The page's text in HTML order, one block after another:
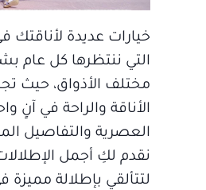
خيارات عديدة لأناقتك
التي ننتظرها كل عام
مختلف الأذواق، حيث
الأناقة والراحة في آنٍ
العصرية والتفاصيل
نقدم لكِ أجمل
لتتألقي بإطلالة مميزة